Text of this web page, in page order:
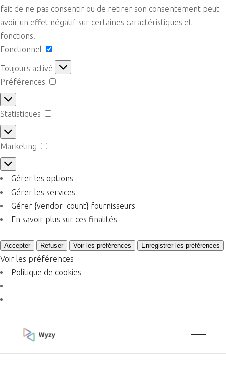
fait de ne pas consentir ou de retirer son consentement peut
avoir un effet négatif sur certaines caractéristiques et
fonctions.
Fonctionnel
Fonctionnel
Toujours activé
Préférences
Préférences
Statistiques
Statistiques
Marketing
Marketing
Gérer les options
Gérer les services
Gérer {vendor_count} fournisseurs
En savoir plus sur ces finalités
Accepter Refuser Voir les préférences Enregistrer les préférences
Voir les préférences
Politique de cookies